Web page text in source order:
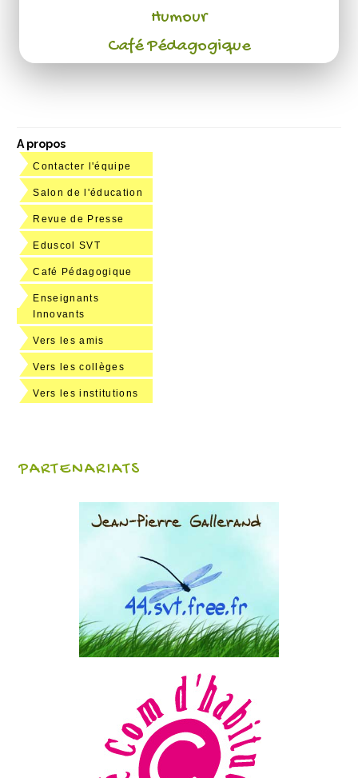
Humour
Café Pédagogique
A propos
Contacter l'équipe
Salon de l'éducation
Revue de Presse
Eduscol SVT
Café Pédagogique
Enseignants
Innovants
Vers les amis
Vers les collèges
Vers les institutions
PARTENARIATS